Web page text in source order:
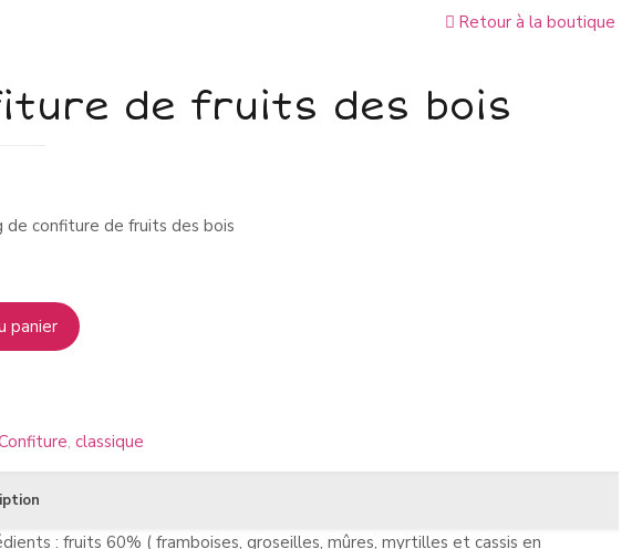
Retour à la boutique
de fruits des bois
de confiture de fruits des bois
panier
, classique
: fruits 60% ( framboises, groseilles, mûres, myrtilles et cassis en